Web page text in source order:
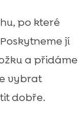
po které
jí
a přidáme
vybrat
dobře.